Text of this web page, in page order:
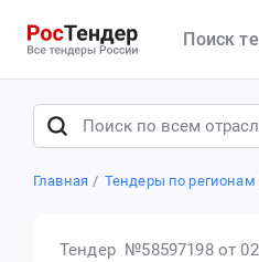
Поиск
Главная Тендеры по регионам
Тендер №58597198от